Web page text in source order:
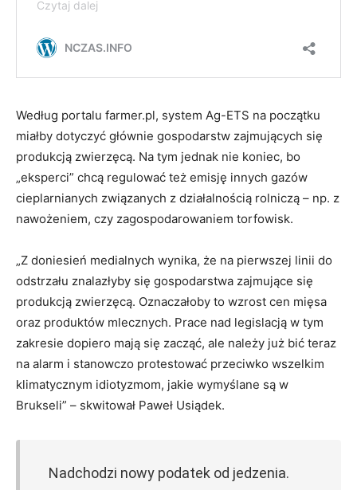
Według portalu farmer.pl, system Ag-ETS na początku
miałby dotyczyć głównie gospodarstw zajmujących się
produkcją zwierzęcą. Na tym jednak nie koniec, bo
„eksperci” chcą regulować też emisję innych gazów
cieplarnianych związanych z działalnością rolniczą – np. z
nawożeniem, czy zagospodarowaniem torfowisk.
„Z doniesień medialnych wynika, że na pierwszej linii do
odstrzału znalazłyby się gospodarstwa zajmujące się
produkcją zwierzęcą. Oznaczałoby to wzrost cen mięsa
oraz produktów mlecznych. Prace nad legislacją w tym
zakresie dopiero mają się zacząć, ale należy już bić teraz
na alarm i stanowczo protestować przeciwko wszelkim
klimatycznym idiotyzmom, jakie wymyślane są w
Brukseli” – skwitował Paweł Usiądek.
Nadchodzi nowy podatek od jedzenia.